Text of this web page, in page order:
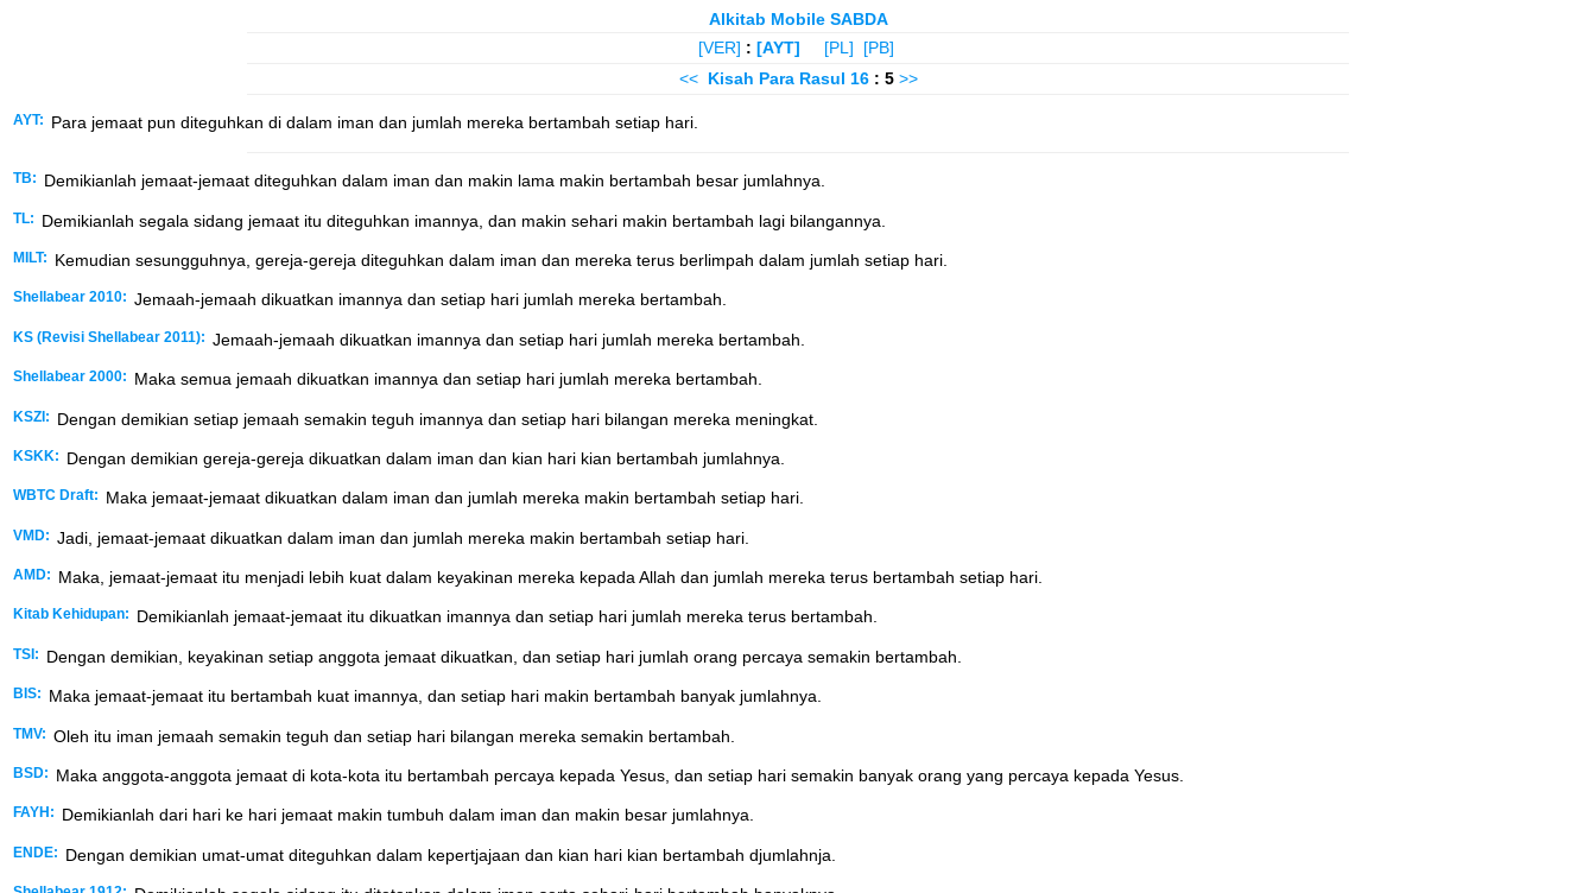
Alkitab Mobile SABDA
[VER] : [AYT] [PL]
[PB]
<< Kisah Para Rasul 16 : 5 >>
AYT: Para jemaat pun diteguhkan di dalam iman dan jumlah mereka bertambah setiap hari.
TB: Demikianlah jemaat-jemaat diteguhkan dalam iman dan makin lama makin bertambah besar jumlahnya.
TL: Demikianlah segala sidang jemaat itu diteguhkan imannya, dan makin sehari makin bertambah lagi bilangannya.
MILT: Kemudian sesungguhnya, gereja-gereja diteguhkan dalam iman dan mereka terus berlimpah dalam jumlah setiap hari.
Shellabear 2010: Jemaah-jemaah dikuatkan imannya dan setiap hari jumlah mereka bertambah.
KS (Revisi Shellabear 2011): Jemaah-jemaah dikuatkan imannya dan setiap hari jumlah mereka bertambah.
Shellabear 2000: Maka semua jemaah dikuatkan imannya dan setiap hari jumlah mereka bertambah.
KSZI: Dengan demikian setiap jemaah semakin teguh imannya dan setiap hari bilangan mereka meningkat.
KSKK: Dengan demikian gereja-gereja dikuatkan dalam iman dan kian hari kian bertambah jumlahnya.
WBTC Draft: Maka jemaat-jemaat dikuatkan dalam iman dan jumlah mereka makin bertambah setiap hari.
VMD: Jadi, jemaat-jemaat dikuatkan dalam iman dan jumlah mereka makin bertambah setiap hari.
AMD: Maka, jemaat-jemaat itu menjadi lebih kuat dalam keyakinan mereka kepada Allah dan jumlah mereka terus bertambah setiap hari.
Kitab Kehidupan: Demikianlah jemaat-jemaat itu dikuatkan imannya dan setiap hari jumlah mereka terus bertambah.
TSI: Dengan demikian, keyakinan setiap anggota jemaat dikuatkan, dan setiap hari jumlah orang percaya semakin bertambah.
BIS: Maka jemaat-jemaat itu bertambah kuat imannya, dan setiap hari makin bertambah banyak jumlahnya.
TMV: Oleh itu iman jemaah semakin teguh dan setiap hari bilangan mereka semakin bertambah.
BSD: Maka anggota-anggota jemaat di kota-kota itu bertambah percaya kepada Yesus, dan setiap hari semakin banyak orang yang percaya kepada Yesus.
FAYH: Demikianlah dari hari ke hari jemaat makin tumbuh dalam iman dan makin besar jumlahnya.
ENDE: Dengan demikian umat-umat diteguhkan dalam kepertjajaan dan kian hari kian bertambah djumlahnja.